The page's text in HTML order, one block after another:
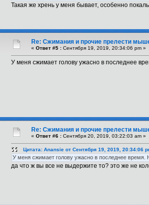
Такая же хрень у меня бывает, особенно
Re: Сжимания и прочие прелести
« Ответ #5 : Сентября 19, 2019, 20:34:06 pm »
У меня сжимает голову ужасно в последнее
Re: Сжимания и прочие прелести
« Ответ #6 : Сентября 20, 2019, 03:22:03 am »
Цитата: Anansie от Сентября 19, 2019, 20:34:06
У меня сжимает голову ужасно в последнее время.
да что ж вы все не выдержите то? это же не